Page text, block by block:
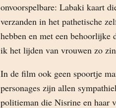
onvoorspelbare: Labaki kaart
verzanden in het pathetische
hebben en met een
ik het lijden van vrouwen zo
In de film ook geen spoortje
personages zijn allen
politieman die Nisrine en haar